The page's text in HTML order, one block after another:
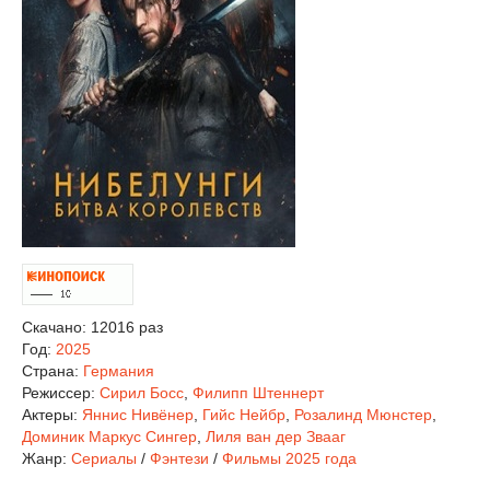
Скачано: 12016 раз
Год: 2025
Страна: Германия
Режиссер: Сирил Босс Филипп Штеннерт
Актеры: Яннис Нивёнер Гийс Нейбр Розалинд Мюнстер
Доминик Маркус Сингер Лиля ван дер Звааг
Жанр: Сериалы / Фэнтези / Фильмы 2025 года